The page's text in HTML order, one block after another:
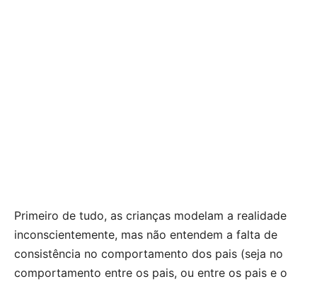
Primeiro de tudo, as crianças modelam a realidade
inconscientemente, mas não entendem a falta de
consistência no comportamento dos pais (seja no
comportamento entre os pais, ou entre os pais e o